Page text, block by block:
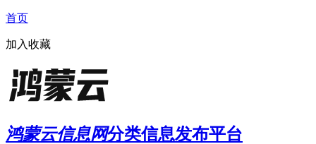
首页
加入收藏
鸿蒙云信息网分类信息发布平台